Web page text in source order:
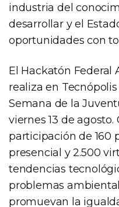
industria del
desarrollar y el
oportunidades con
El Hackatón Federal
realiza en
Semana de la
viernes 13 de agosto.
participación de 160
presencial y 2.500
tendencias
problemas
promuevan la